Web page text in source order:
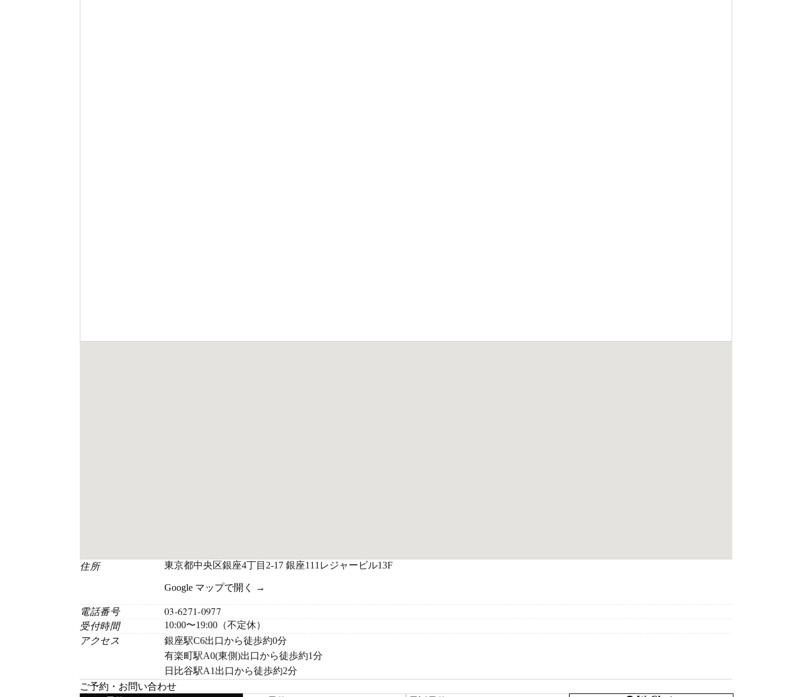
住所 東京都中央区銀座4丁目2-17 銀座111レジャービル13F
Google マップで開く →
電話番号
03-6271-0977
受付時間
10:00〜19:00（不定休）
アクセス
銀座駅C6出口から徒歩約0分
有楽町駅A0(東側)出口から徒歩約1分
日比谷駅A1出口から徒歩約2分
ご予約・お問い合わせ